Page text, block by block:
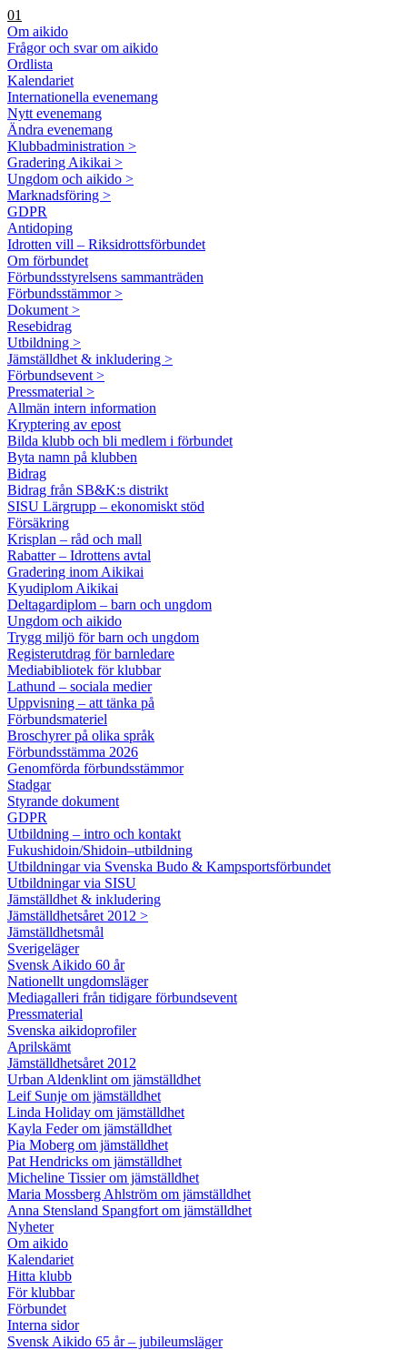
01
Om aikido
Frågor och svar om aikido
Ordlista
Kalendariet
Internationella evenemang
Nytt evenemang
Ändra evenemang
Klubbadministration >
Gradering Aikikai >
Ungdom och aikido >
Marknadsföring >
GDPR
Antidoping
Idrotten vill – Riksidrottsförbundet
Om förbundet
Förbundsstyrelsens sammanträden
Förbundsstämmor >
Dokument >
Resebidrag
Utbildning >
Jämställdhet & inkludering >
Förbundsevent >
Pressmaterial >
Allmän intern information
Kryptering av epost
Bilda klubb och bli medlem i förbundet
Byta namn på klubben
Bidrag
Bidrag från SB&K:s distrikt
SISU Lärgrupp – ekonomiskt stöd
Försäkring
Krisplan – råd och mall
Rabatter – Idrottens avtal
Gradering inom Aikikai
Kyudiplom Aikikai
Deltagardiplom – barn och ungdom
Ungdom och aikido
Trygg miljö för barn och ungdom
Registerutdrag för barnledare
Mediabibliotek för klubbar
Lathund – sociala medier
Uppvisning – att tänka på
Förbundsmateriel
Broschyrer på olika språk
Förbundsstämma 2026
Genomförda förbundsstämmor
Stadgar
Styrande dokument
GDPR
Utbildning – intro och kontakt
Fukushidoin/Shidoin–utbildning
Utbildningar via Svenska Budo & Kampsportsförbundet
Utbildningar via SISU
Jämställdhet & inkludering
Jämställdhetsåret 2012 >
Jämställdhetsmål
Sverigeläger
Svensk Aikido 60 år
Nationellt ungdomsläger
Mediagalleri från tidigare förbundsevent
Pressmaterial
Svenska aikidoprofiler
Aprilskämt
Jämställdhetsåret 2012
Urban Aldenklint om jämställdhet
Leif Sunje om jämställdhet
Linda Holiday om jämställdhet
Kayla Feder om jämställdhet
Pia Moberg om jämställdhet
Pat Hendricks om jämställdhet
Micheline Tissier om jämställdhet
Maria Mossberg Ahlström om jämställdhet
Anna Stensland Spangfort om jämställdhet
Nyheter
Om aikido
Kalendariet
Hitta klubb
För klubbar
Förbundet
Interna sidor
Svensk Aikido 65 år – jubileumsläger